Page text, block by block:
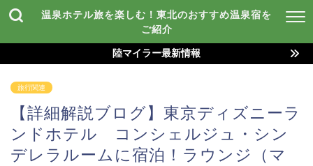
温泉ホテル旅を楽しむ！東北のおすすめ温泉宿を
ご紹介
陸マイラー最新情報
旅行関連
【詳細解説ブログ】東京ディズニーラ
ンドホテル コンシェルジュ・シン
デレラルームに宿泊！ラウンジ（マ